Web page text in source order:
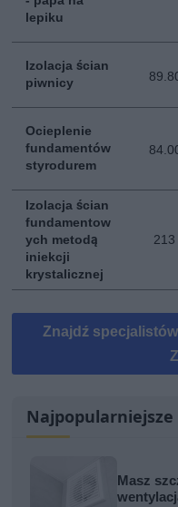
lepiku
Izolacja ścian
piwnicy
Ocieplenie
fundamentów
styrodurem
Izolacja ścian
fundamentow
ych metodą
iniekcji
krystalicznej
213
Znajdź
Najpopularniejsze
Masz